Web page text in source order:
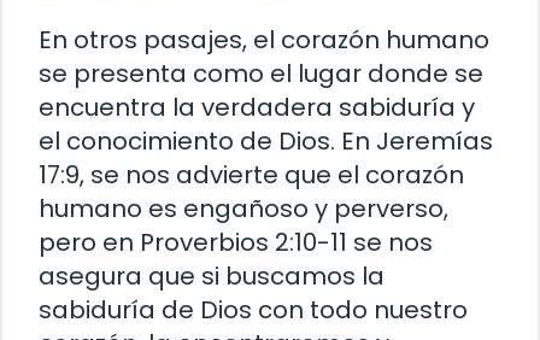
En otros pasajes, el corazón humano
se presenta como el lugar donde se
encuentra la verdadera sabiduría y
el conocimiento de Dios. En Jeremías
17:9, se nos advierte que el corazón
humano es engañoso y perverso,
pero en Proverbios 2:10-11 se nos
asegura que si buscamos la
sabiduría de Dios con todo nuestro